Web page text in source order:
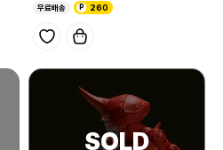
무료배송 260